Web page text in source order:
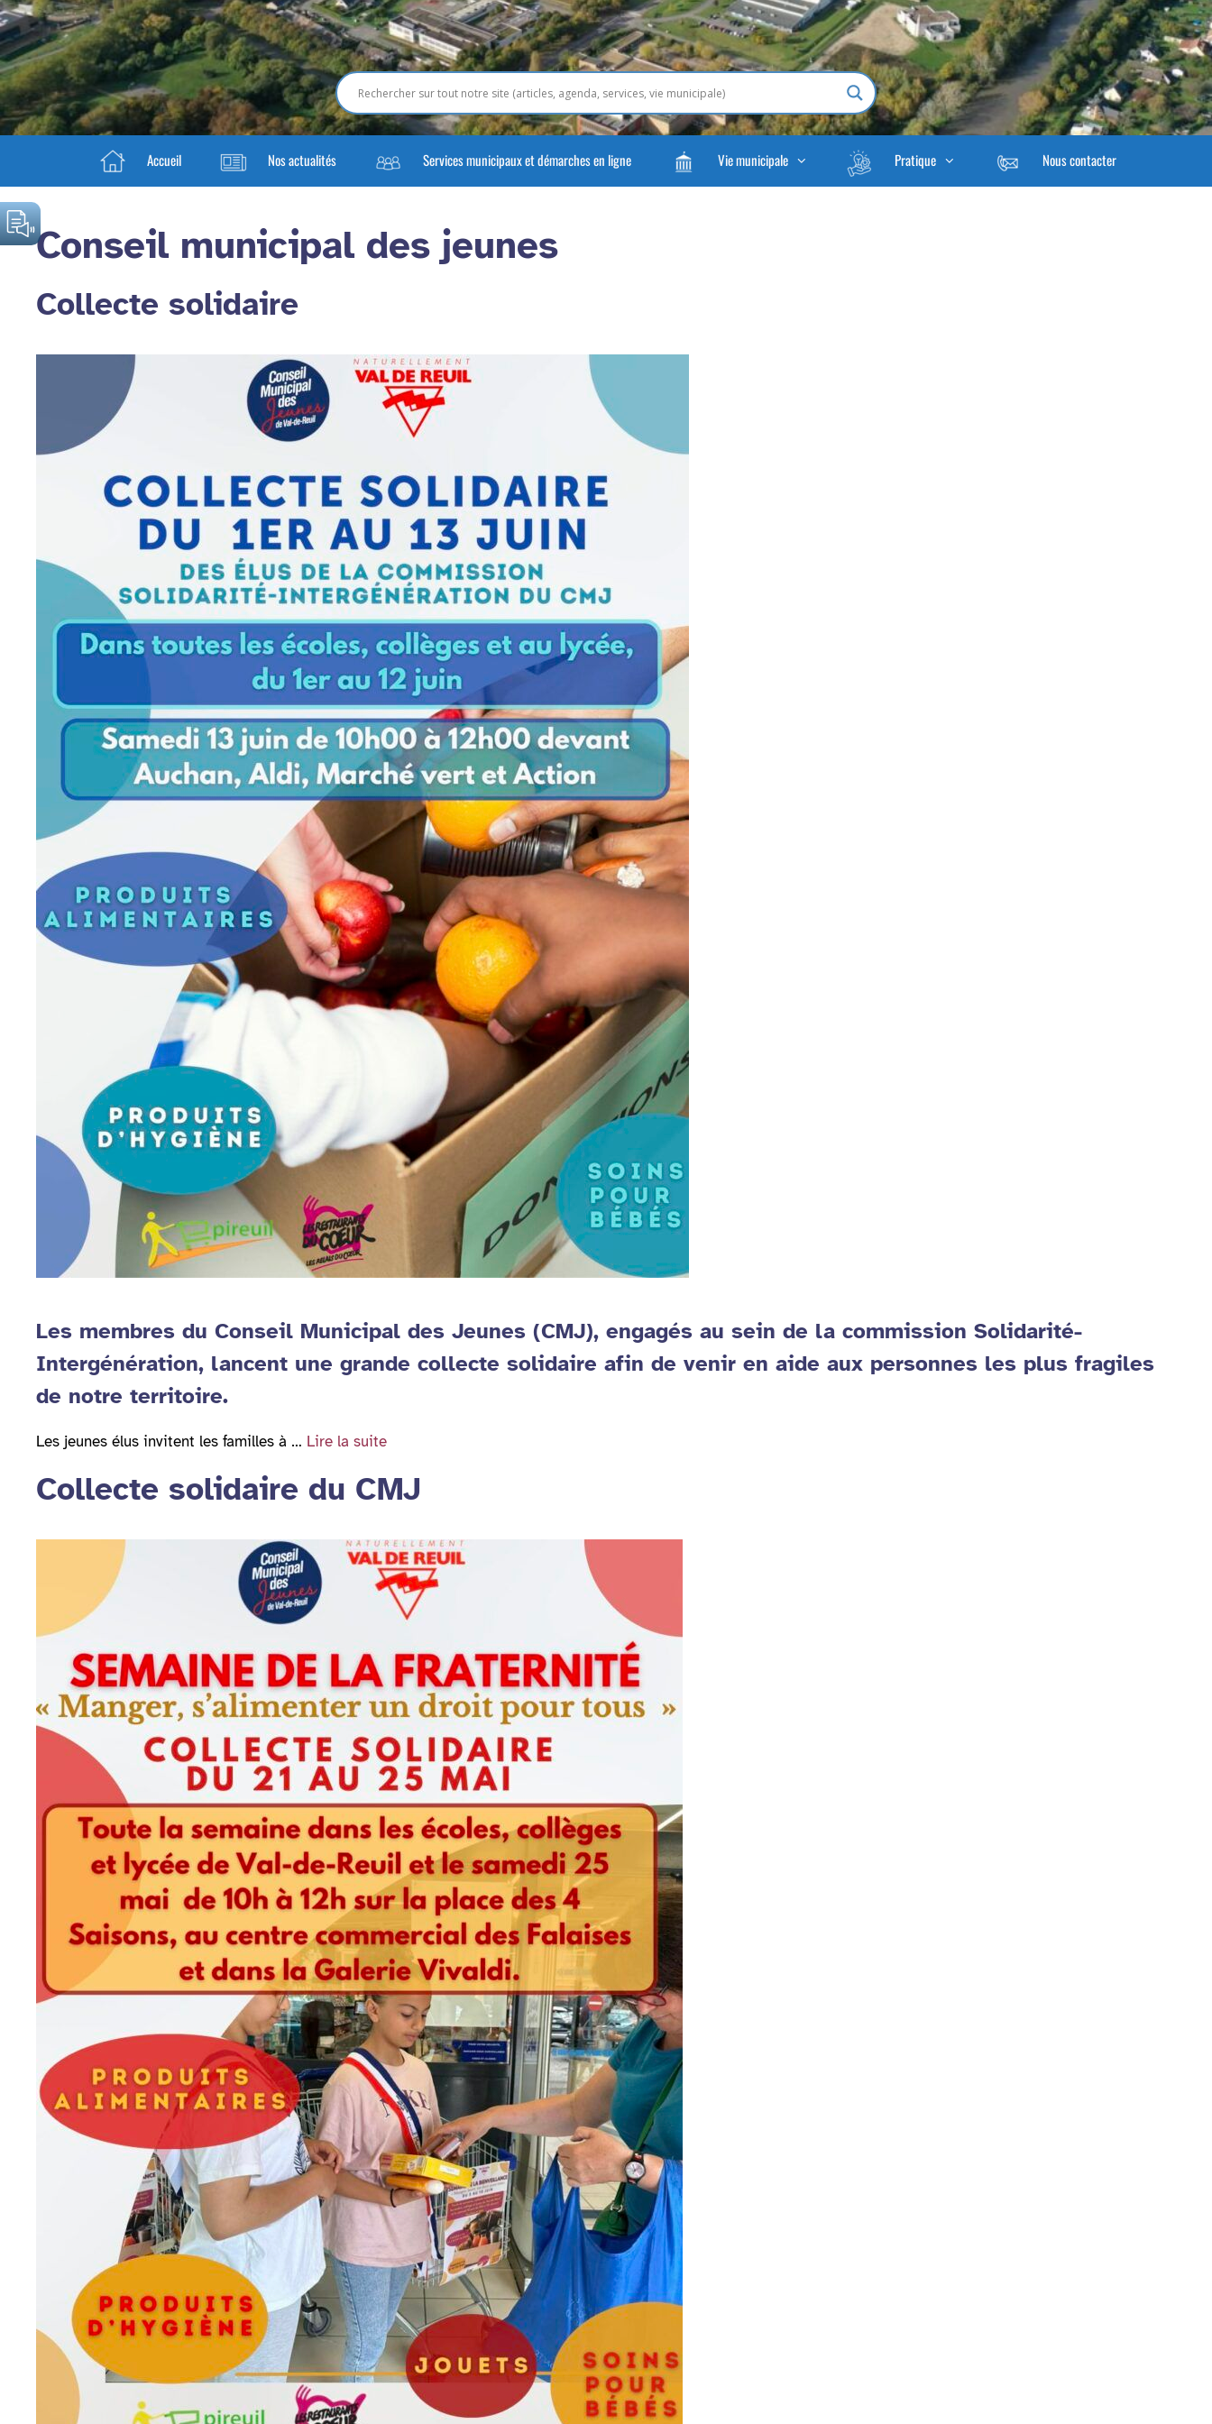
Accueil Nos actualités Services municipaux et démarches en ligne Vie municipale Pratique Nous contacter
Conseil municipal des jeunes
Collecte solidaire
Les membres du Conseil Municipal des Jeunes (CMJ), engagés au sein de la commission Solidarité-
Intergénération, lancent une grande collecte solidaire afin de venir en aide aux personnes les plus fragiles
de notre territoire.
Les jeunes élus invitent les familles à … Lire la suite
Collecte solidaire du CMJ